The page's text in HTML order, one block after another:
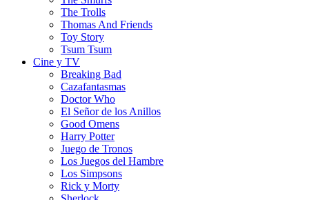
The Trolls
Thomas And Friends
Toy Story
Tsum Tsum
Cine y TV
Breaking Bad
Cazafantasmas
Doctor Who
El Señor de los Anillos
Good Omens
Harry Potter
Juego de Tronos
Los Juegos del Hambre
Los Simpsons
Rick y Morty